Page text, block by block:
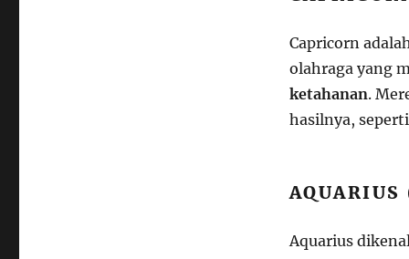
Capricorn
olahraga yang
ketahanan.
hasilnya,
Aquarius